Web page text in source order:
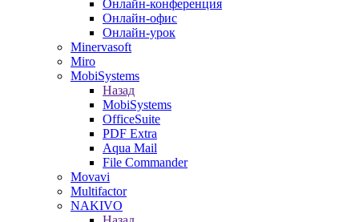
Онлайн-конференция
Онлайн-офис
Онлайн-урок
Minervasoft
Miro
MobiSystems
Назад
MobiSystems
OfficeSuite
PDF Extra
Aqua Mail
File Commander
Movavi
Multifactor
NAKIVO